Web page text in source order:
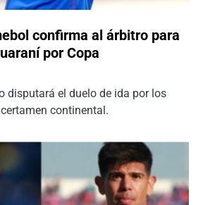
confirma al árbitro para
por Copa
disputará el duelo de ida por los
continental.